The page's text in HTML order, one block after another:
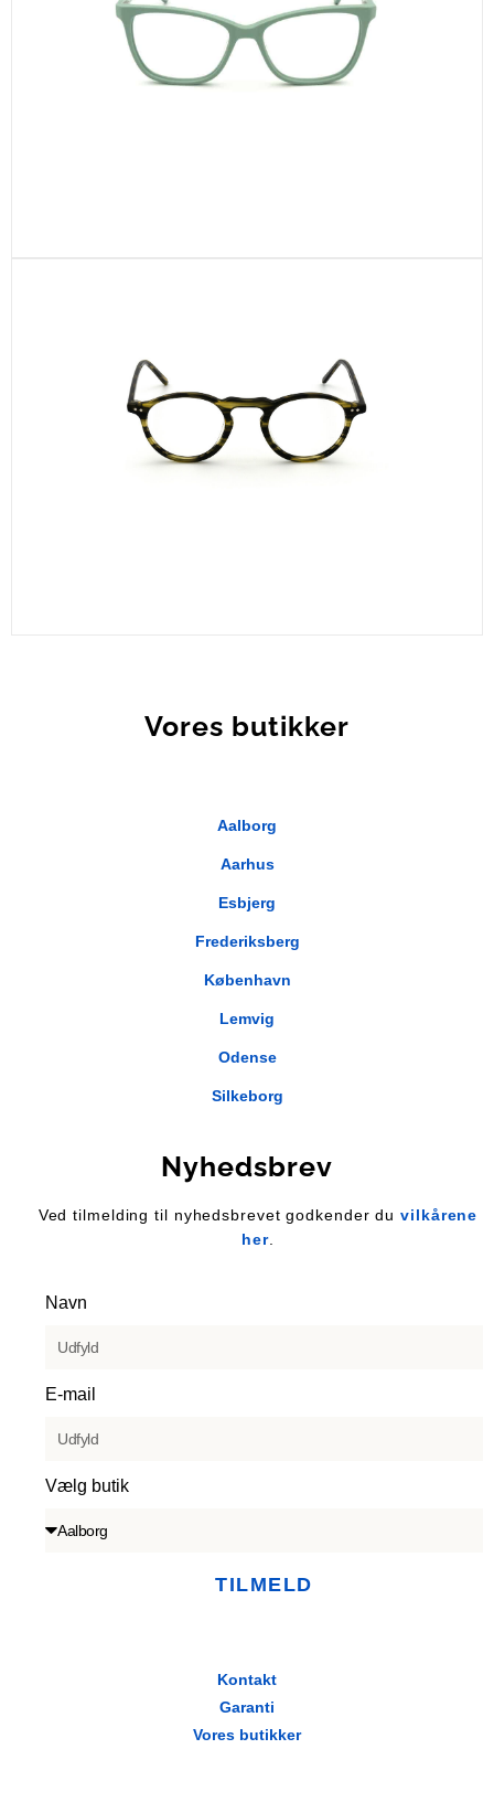
Vores butikker
Aalborg
Aarhus
Esbjerg
Frederiksberg
København
Lemvig
Odense
Silkeborg
Nyhedsbrev
Ved tilmelding til nyhedsbrevet godkender duvilkårene
her.
Navn
E-mail
Vælg butik
TILMELD
Kontakt
Garanti
Vores butikker